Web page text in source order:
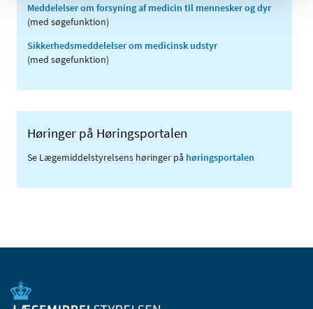
Meddelelser om forsyning af medicin til mennesker og dyr
(med søgefunktion)
Sikkerhedsmeddelelser om medicinsk udstyr
(med søgefunktion)
Høringer på Høringsportalen
Se Lægemiddelstyrelsens høringer på høringsportalen